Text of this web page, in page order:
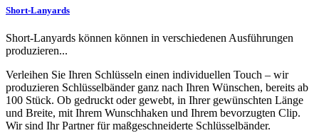
Short-Lanyards
Short-Lanyards können können in verschiedenen Ausführungen
produzieren...
Verleihen Sie Ihren Schlüsseln einen individuellen Touch – wir
produzieren Schlüsselbänder ganz nach Ihren Wünschen, bereits ab
100 Stück. Ob gedruckt oder gewebt, in Ihrer gewünschten Länge
und Breite, mit Ihrem Wunschhaken und Ihrem bevorzugten Clip.
Wir sind Ihr Partner für maßgeschneiderte Schlüsselbänder.